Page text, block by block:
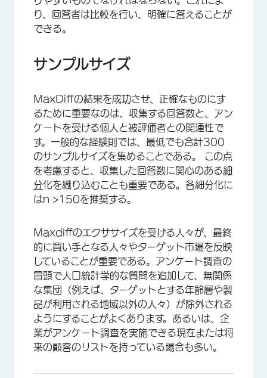
り、回答者は比較を行い、明確に答えることが
できる。
サンプルサイズ
MaxDiffの結果を成功させ、正確なものにす
るために重要なのは、収集する回答数と、アン
ケートを受ける個人と被評価者との関連性で
す。一般的な経験則では、最低でも合計300
のサンプルサイズを集めることである。 この点
を考慮すると、収集した回答数に関心のある細
分化を織り込むことも重要である。各細分化に
はn >150を推奨する。
Maxdiffのエクササイズを受ける人々が、最終
的に買い手となる人々やターゲット市場を反映
していることが重要である。アンケート調査の
冒頭で人口統計学的な質問を追加して、無関係
な集団（例えば、ターゲットとする年齢層や製
品が利用される地域以外の人々）が除外される
ようにすることがよくあります。あるいは、企
業がアンケート調査を実施できる現在または将
来の顧客のリストを持っている場合も多い。